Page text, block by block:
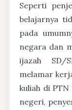
Seperti
belajarnya
pada
negara dan
ijazah SD/
melamar
kuliah di
negeri,